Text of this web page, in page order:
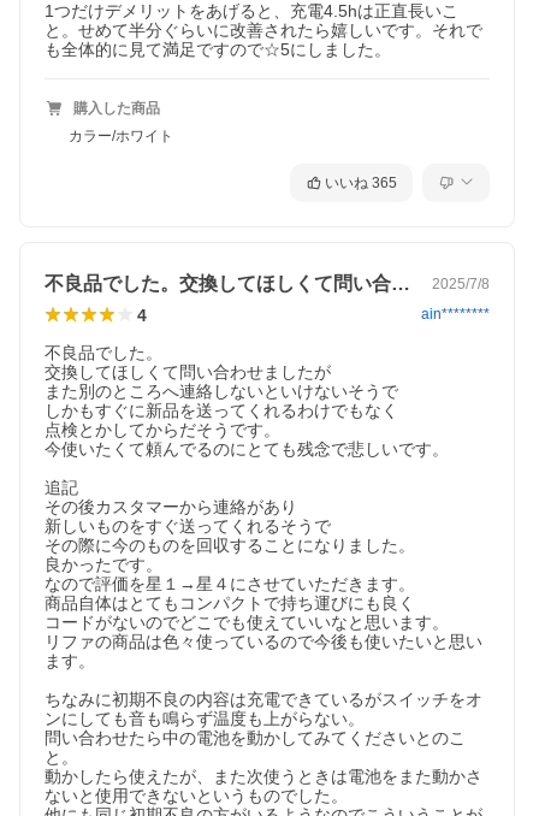
1つだけデメリットをあげると、充電4.5hは正直長いこ
と。せめて半分ぐらいに改善されたら嬉しいです。それで
も全体的に見て満足ですので☆5にしました。
購入した商品
カラー/ホワイト
いいね 365
不良品でした。交換してほしくて問い合わ… 2025/7/8
4 ain********
不良品でした。
交換してほしくて問い合わせましたが
また別のところへ連絡しないといけないそうで
しかもすぐに新品を送ってくれるわけでもなく
点検とかしてからだそうです。
今使いたくて頼んでるのにとても残念で悲しいです。
追記
その後カスタマーから連絡があり
新しいものをすぐ送ってくれるそうで
その際に今のものを回収することになりました。
良かったです。
なので評価を星１→星４にさせていただきます。
商品自体はとてもコンパクトで持ち運びにも良く
コードがないのでどこでも使えていいなと思います。
リファの商品は色々使っているので今後も使いたいと思い
ます。
ちなみに初期不良の内容は充電できているがスイッチをオ
ンにしても音も鳴らず温度も上がらない。
問い合わせたら中の電池を動かしてみてくださいとのこ
と。
動かしたら使えたが、また次使うときは電池をまた動かさ
ないと使用できないというものでした。